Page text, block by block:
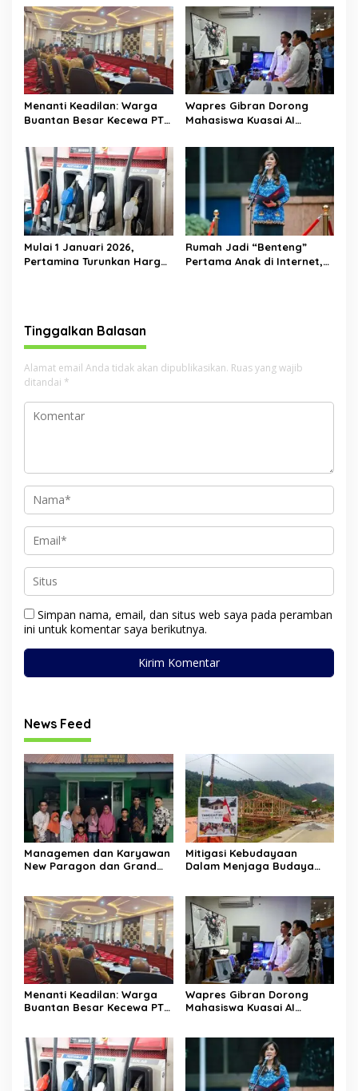
Sembako Di dua Panti
Asuhan
Menanti Keadilan: Warga
Buantan Besar Kecewa PT
DPRD
Wapres Gibran Dorong
Mahasiswa Kuasai AI
Mampu Bersaing di Era
Transformasi Digital
Mulai 1 Januari 2026,
Pertamina Turunkan Harga
Rumah Jadi “Benteng”
Pertama Anak di Internet,
Tinggalkan Balasan
Alamat email Anda tidak akan dipublikasikan. Ruas yang wajib
ditandai *
Simpan nama, email, dan situs web saya pada peramban
ini untuk komentar saya berikutnya.
News Feed
Managemen dan Karyawan
New Paragon dan Grand
Asuhan
Mitigasi Kebudayaan
Dalam Menjaga Budaya
Menanti Keadilan: Warga
Buantan Besar Kecewa PT
Wapres Gibran Dorong
Mahasiswa Kuasai AI
Transformasi Digital